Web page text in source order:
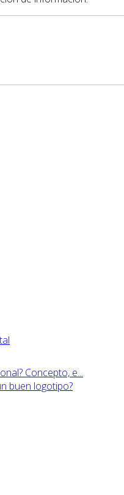
Concepto, e...
buen logotipo?